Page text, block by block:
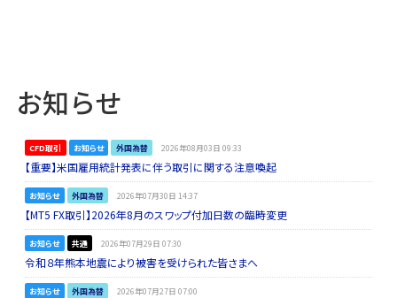
お知らせ
CFD取引 お知らせ 外国為替 2026年08月03日 09:33
【重要】米国雇用統計発表に伴う取引に関する注意喚起
お知らせ 外国為替 2026年07月30日 14:37
【MT5 FX取引】2026年8月のスワップ付加日数の臨時変更
お知らせ 共通 2026年07月29日 07:30
令和８年熊本地震により被害を受けられた皆さまへ
お知らせ 外国為替 2026年07月27日 07:00